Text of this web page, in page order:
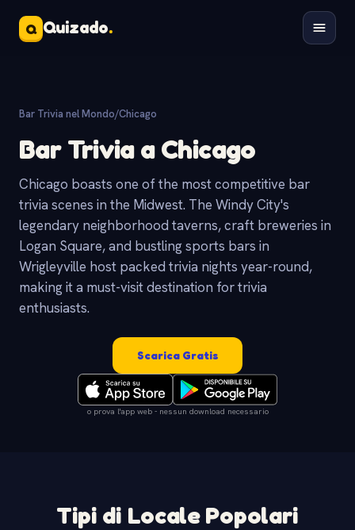
Q Quizado.
Bar Trivia nel Mondo/Chicago
Bar Trivia a Chicago
Chicago boasts one of the most competitive bar
trivia scenes in the Midwest. The Windy City's
legendary neighborhood taverns, craft breweries in
Logan Square, and bustling sports bars in
Wrigleyville host packed trivia nights year-round,
making it a must-visit destination for trivia
enthusiasts.
Scarica Gratis
o prova l'app web - nessun download necessario
Tipi di Locale Popolari